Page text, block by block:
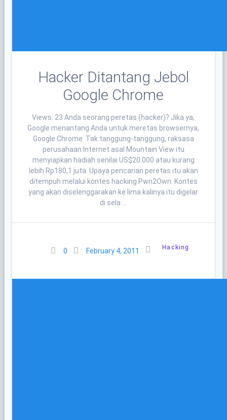
Hacker Ditantang Jebol
Google Chrome
Views: 23 Anda seorang peretas (hacker)? Jika ya,
Google menantang Anda untuk meretas browsernya,
Google Chrome. Tak tanggung-tanggung, raksasa
perusahaan Internet asal Mountain View itu
menyiapkan hadiah senilai US$20.000 atau kurang
lebih Rp180,1 juta. Upaya pencarian peretas itu akan
ditempuh melalui kontes hacking Pwn2Own. Kontes
yang akan diselenggarakan ke lima kalinya itu digelar
di sela …
0 February 4, 2011 Hacking